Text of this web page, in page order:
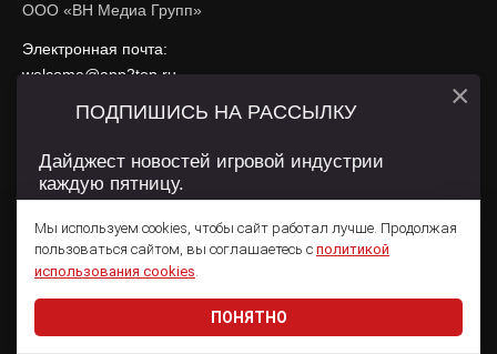
ООО «ВН Медиа Групп»
Электронная почта:
welcome@app2top.ru
При использовании материалов активная ссылка на
Сайт использует IP адреса, cookie, данные геолокации
использования содержатся вПолитике конфиденциальностии
Пользовательском соглашении .
© 2011 — 2026 App2Top 16+
Мы используем cookies, чтобы сайт работал лучше. Продолжая
пользоваться сайтом, вы соглашаетесь с политикой
использования cookies.
ПОНЯТНО
ПОДПИШИСЬ НА РАССЫЛКУ
Дайджест новостей игровой индустрии
каждую пятницу.
Даю согласие на обработкуперсональных данных
×